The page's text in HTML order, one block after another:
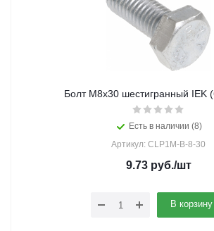
Болт М8х30 шестигранный IEK
Есть в наличии (8)
Артикул: CLP1M-B-8-30
9.73руб./шт
В корзину